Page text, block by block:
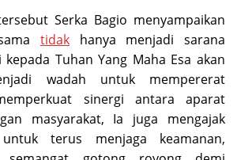
Serka Bagio menyampaikan
tidak hanya menjadi sarana
Tuhan Yang Maha Esa akan
wadah untuk mempererat
sinergi antara aparat
masyarakat, Ia juga mengajak
terus menjaga keamanan,